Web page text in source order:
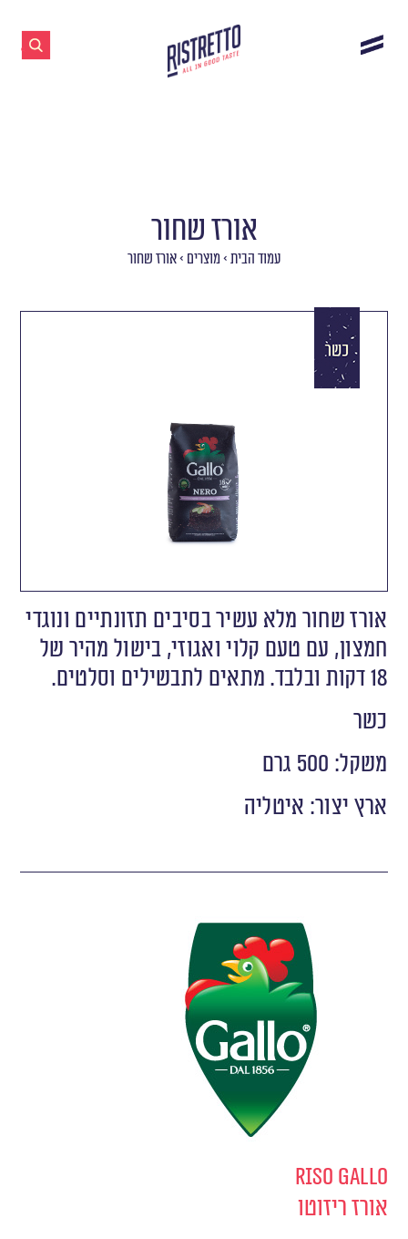
אורז שחור
עמוד הבית >מוצרים >אורז שחור
אורז שחור מלא עשיר בסיבים תזונתיים ונוגדי
חמצון, עם טעם קלוי ואגוזי, בישול מהיר של
18 דקות ובלבד. מתאים לתבשילים וסלטים.
כשר
משקל: 500 גרם
ארץ יצור: איטליה
Riso Gallo
אורז ריזוטו